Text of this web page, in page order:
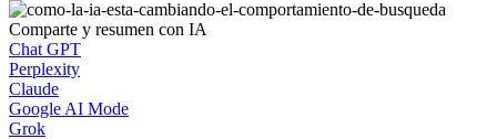
Comparte y resumen con IA
Chat GPT
Perplexity
Claude
Google AI Mode
Grok